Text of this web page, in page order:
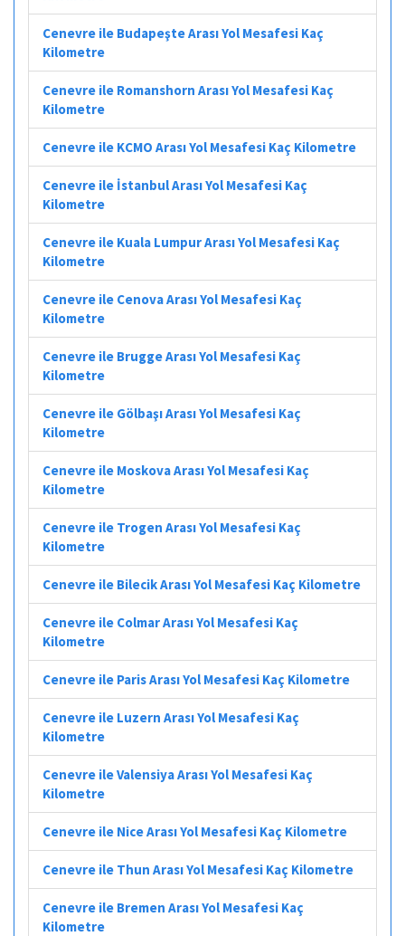
Cenevre ile Budapeşte Arası Yol Mesafesi Kaç
Kilometre
Cenevre ile Romanshorn Arası Yol Mesafesi Kaç
Kilometre
Cenevre ile KCMO Arası Yol Mesafesi Kaç Kilometre
Cenevre ile İstanbul Arası Yol Mesafesi Kaç
Kilometre
Cenevre ile Kuala Lumpur Arası Yol Mesafesi Kaç
Kilometre
Cenevre ile Cenova Arası Yol Mesafesi Kaç
Kilometre
Cenevre ile Brugge Arası Yol Mesafesi Kaç
Kilometre
Cenevre ile Gölbaşı Arası Yol Mesafesi Kaç
Kilometre
Cenevre ile Moskova Arası Yol Mesafesi Kaç
Kilometre
Cenevre ile Trogen Arası Yol Mesafesi Kaç
Kilometre
Cenevre ile Bilecik Arası Yol Mesafesi Kaç Kilometre
Cenevre ile Colmar Arası Yol Mesafesi Kaç
Kilometre
Cenevre ile Paris Arası Yol Mesafesi Kaç Kilometre
Cenevre ile Luzern Arası Yol Mesafesi Kaç
Kilometre
Cenevre ile Valensiya Arası Yol Mesafesi Kaç
Kilometre
Cenevre ile Nice Arası Yol Mesafesi Kaç Kilometre
Cenevre ile Thun Arası Yol Mesafesi Kaç Kilometre
Cenevre ile Bremen Arası Yol Mesafesi Kaç
Kilometre